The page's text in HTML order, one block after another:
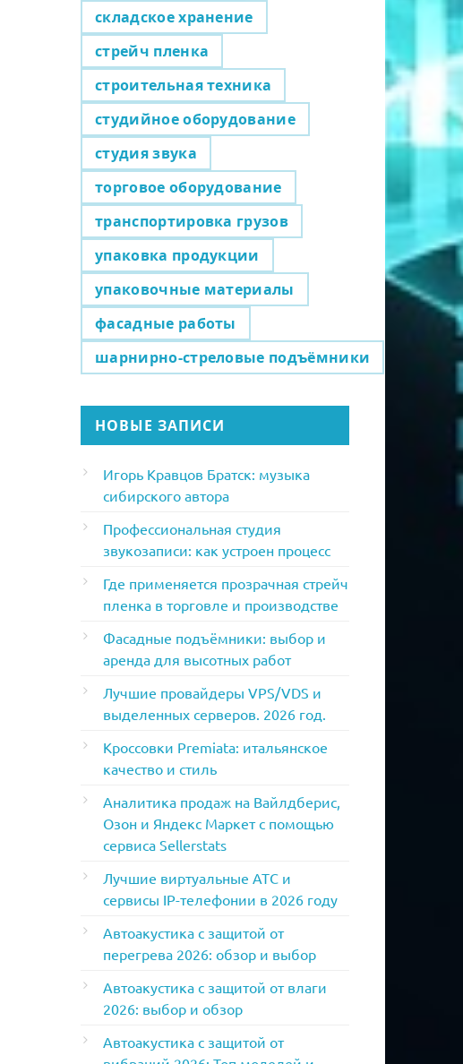
складское хранение
стрейч пленка
строительная техника
студийное оборудование
студия звука
торговое оборудование
транспортировка грузов
упаковка продукции
упаковочные материалы
фасадные работы
шарнирно-стреловые подъёмники
НОВЫЕ ЗАПИСИ
Игорь Кравцов Братск: музыка
сибирского автора
Профессиональная студия
звукозаписи: как устроен процесс
Где применяется прозрачная стрейч
пленка в торговле и производстве
Фасадные подъёмники: выбор и
аренда для высотных работ
Лучшие провайдеры VPS/VDS и
выделенных серверов. 2026 год.
Кроссовки Premiata: итальянское
качество и стиль
Аналитика продаж на Вайлдберис,
Озон и Яндекс Маркет с помощью
сервиса Sellerstats
Лучшие виртуальные АТС и
сервисы IP-телефонии в 2026 году
Автоакустика с защитой от
перегрева 2026: обзор и выбор
Автоакустика с защитой от влаги
2026: выбор и обзор
Автоакустика с защитой от